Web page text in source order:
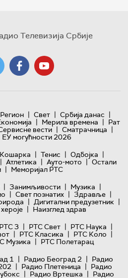
Телевизија Србије
Регион | Свет | Србија данас |
| Мерила времена | Рат
вести | Сматрачница |
ЕУ могућности 2026
Кошарка | Тенис | Одбојка |
| Атлетика | Ауто-мото | Остали
| Меморијал РТС
| Занимљивости | Музика |
| Свет познатих | Здравље |
| Дигитални предузетник |
| Наизглед здрав
РТС 3 | РТС Свет | РТС Наука |
| РТС Класика | РТС Коло |
Музика | РТС Полетарац
1 | Радио Београд 2 | Радио
| Радио Плетеница | Радио
| Радио Вртешка | Радио